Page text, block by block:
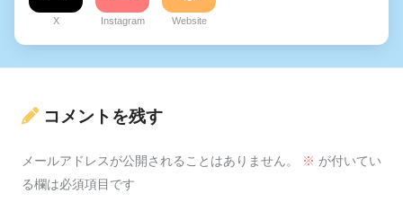
X Instagram Website
コメントを残す
メールアドレスが公開されることはありません。 ※ が付いてい
る欄は必須項目です